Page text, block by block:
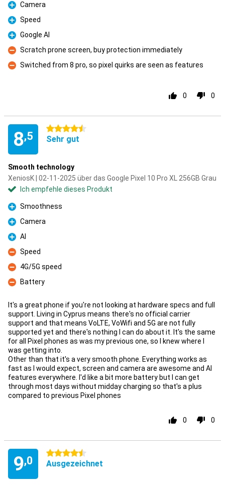
Pro
Camera
Pro
Speed
Pro
Google AI
Kontra
Scratch prone screen, buy protection immediately
Kontra
Switched from 8 pro, so pixel quirks are seen as features
0 0
8,5
4.5 Sterne
Sehr gut
Smooth technology
XeniosK | 02-11-2025 über das Google Pixel 10 Pro XL 256GB Grau
Ich empfehle dieses Produkt
Pro
Smoothness
Pro
Camera
Pro
AI
Kontra
Speed
Kontra
4G/5G speed
Kontra
Battery
It's a great phone if you're not looking at hardware specs and full
support. Living in Cyprus means there's no official carrier
support and that means VoLTE, VoWifi and 5G are not fully
supported yet and there's nothing I can do about it. It's the same
for all Pixel phones as was my previous one, so I knew where I
was getting into.
Other than that it's a very smooth phone. Everything works as
fast as I would expect, screen and camera are awesome and AI
features everywhere. I'd like a bit more battery but I can get
through most days without midday charging so that's a plus
compared to previous Pixel phones
0 0
9,0
4.5 Sterne
Ausgezeichnet